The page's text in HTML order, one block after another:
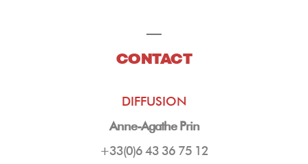
CONTACT
DIFFUSION
Anne-Agathe Prin
+33(0)6 43 36 75 12